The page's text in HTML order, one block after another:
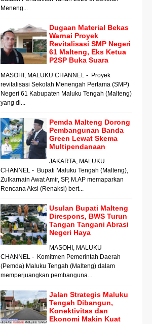
Meneng...
Dugaan Material Bekas
Warnai Proyek
Revitalisasi SMP Negeri
61 Malteng, Eks Ketua
P2SP Buka Suara
MASOHI, MALUKU CHANNEL - Proyek
revitalisasi Sekolah Menengah Pertama (SMP)
Negeri 61 Kabupaten Maluku Tengah (Malteng)
yang di...
Pemda Malteng Dorong
Pembangunan Banda
Green Lewat Skema
Multipendanaan
JAKARTA, MALUKU
CHANNEL - Bupati Maluku Tengah (Malteng),
Zulkarnain Awat Amir, SP, M.AP memaparkan
Rencana Aksi (Renaksi) bert...
Usulan Bupati Malteng
Direspons, BWS Turun
Tangan Tangani Abrasi
Negeri Haya
MASOHI, MALUKU
CHANNEL - Komitmen Pemerintah Daerah
(Pemda) Maluku Tengah (Malteng) dalam
memperjuangkan pembanguna...
Jalan Strategis Maluku
Tengah Dibangun,
Konektivitas dan
Ekonomi Makin Kuat